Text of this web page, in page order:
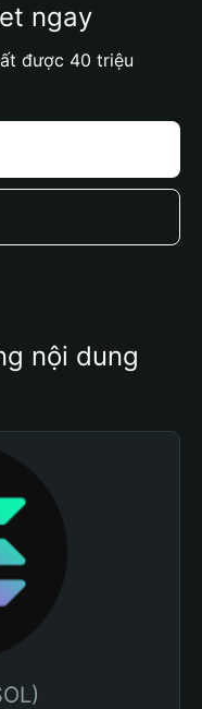
ngay
được 40 triệu
nội dung